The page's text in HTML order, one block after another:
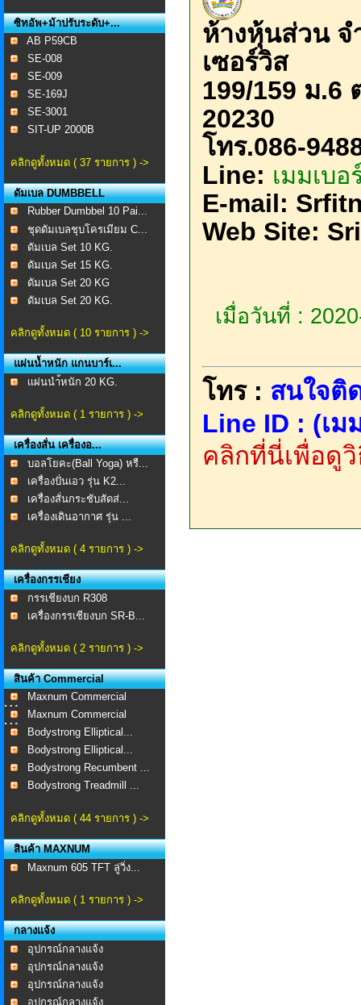
ซิทอัพ+ม้าปรับระดับ+...
AB P59CB
SE-008 ​
SE-009
SE-169J
SE-3001
SIT-UP 2000B
คลิกดูทั้งหมด ( 37 รายการ ) ->
ดัมเบล DUMBBELL
Rubber Dumbbel 10 Pai...
ชุดดัมเบลชุบโครเมียม C...
ดัมเบล Set 10 KG.
ดัมเบล Set 15 KG.
ดัมเบล Set 20 KG
ดัมเบล Set 20 KG.
คลิกดูทั้งหมด ( 10 รายการ ) ->
แผ่นน้ำหนัก แกนบาร์เ...
เเผ่นนำ้หนัก 20 KG.
คลิกดูทั้งหมด ( 1 รายการ ) ->
เครื่องสั่น เครื่องอ...
บอลโยคะ(Ball Yoga) หรื...
เครื่องปั่นเอว รุ่น K2...
เครื่องสั่นกระชับสัดส่...
เครื่องเดินอากาศ รุ่น ...
คลิกดูทั้งหมด ( 4 รายการ ) ->
เครื่องกรรเชียง
กรรเชียงบก R308
เครื่องกรรเชียงบก SR-B...
คลิกดูทั้งหมด ( 2 รายการ ) ->
สินค้า Commercial
Maxnum Commercial
MA-...Maxnum Commercial
MA-...Bodystrong Elliptical...
Bodystrong Elliptical...
Bodystrong Recumbent ...
Bodystrong Treadmill ...
คลิกดูทั้งหมด ( 44 รายการ ) ->
สินค้า MAXNUM
Maxnum 605 TFT ลู่วิ่ง...
คลิกดูทั้งหมด ( 1 รายการ ) ->
กลางแจ้ง
อุปกรณ์กลางแจ้ง
อุปกรณ์กลางแจ้ง
อุปกรณ์กลางแจ้ง
อุปกรณ์กลางแจ้ง
ห้างหุ้นส่วน จ
เซอร์วิส
199/159 ม.6
20230
โทร.086-
​Line: เมมเบ
E-mail:
Web Site:
เมื่อวันที่ :
โทร : สนใจติ
Line ID : (เ
คลิกที่นี่เพื่อดูวิ